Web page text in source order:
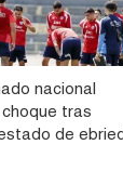
nacional
tras
de